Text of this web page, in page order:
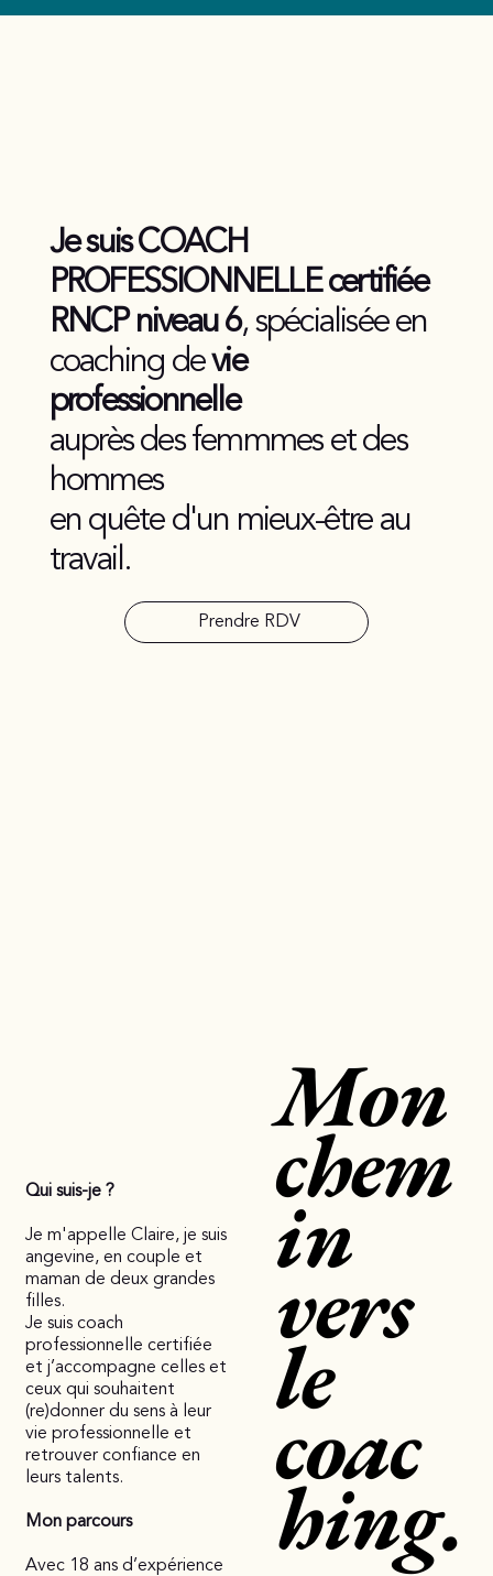
Je suis COACH
PROFESSIONNELLE certifiée
RNCP niveau 6, spécialisée en
coaching devie
professionnelle
auprès des femmmes et des
hommes
en quête d'un mieux-être au
travail.
Prendre RDV
Qui suis-je ?
Je m'appelle Claire, je suis
angevine, en couple et
maman de deux grandes
filles.
Je suis coach
professionnelle certifiée
et j’accompagne celles et
ceux qui souhaitent
(re)donner du sens à leur
vie professionnelle et
retrouver confiance en
leurs talents.
Mon parcours
Avec 18 ans d’expérience
Mon
chem
in
vers
le
coac
hing.